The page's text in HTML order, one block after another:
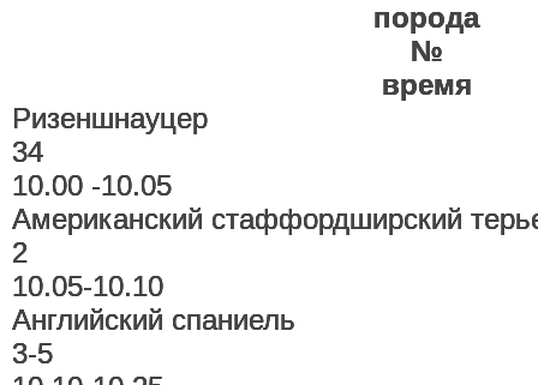
порода
№
время
Ризеншнауцер
34
10.00 -10.05
Американский стаффордширский
2
10.05-10.10
Английский спаниель
3-5